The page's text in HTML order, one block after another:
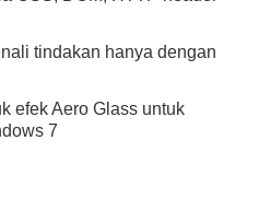
tindakan hanya dengan
efek Aero Glass untuk
7